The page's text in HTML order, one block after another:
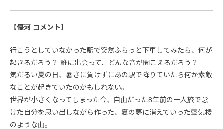
【優河 コメント】
行こうとしていなかった駅で突然ふらっと下車してみたら、何が
起きるだろう？ 誰に出会って、どんな音が聞こえるだろう？
気だるい夏の日、暑さに負けずにあの駅で降りていたら何か素敵
なことが起きていたのかもしれない。
世界が小さくなってしまった今、自由だった8年前の一人旅で怠
けた自分を思い出しながら作った、夏の夢に消えていった蜃気楼
のような曲。